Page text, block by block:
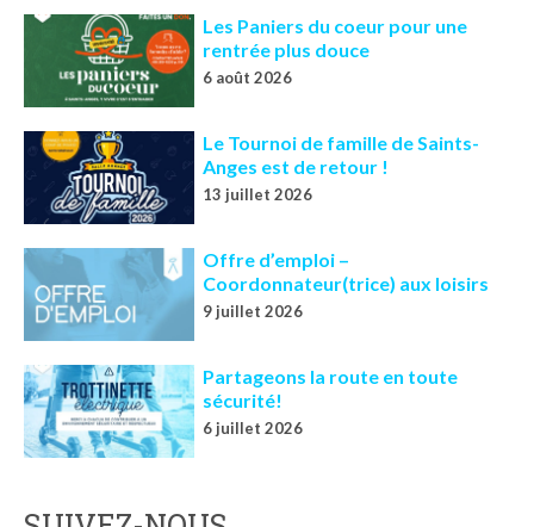
Les Paniers du coeur pour une
rentrée plus douce
6 août 2026
Le Tournoi de famille de Saints-
Anges est de retour !
13 juillet 2026
Offre d’emploi –
Coordonnateur(trice) aux loisirs
9 juillet 2026
Partageons la route en toute
sécurité!
6 juillet 2026